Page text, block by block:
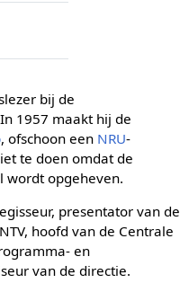
bij de
1957 maakt hij de
, ofschoon een NRU-
te doen omdat de
wordt opgeheven.
presentator van de
hoofd van de Centrale
en
van de directie.